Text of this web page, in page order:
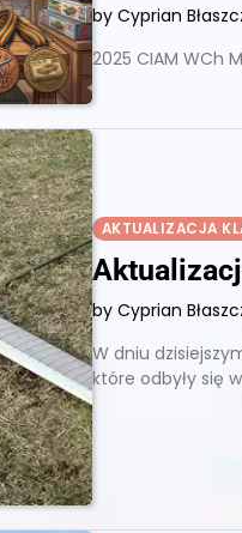
by Cyprian
2025 CIAM WCh
AKTUALIZACJA
by Cyprian
W dniu
które odbyły się